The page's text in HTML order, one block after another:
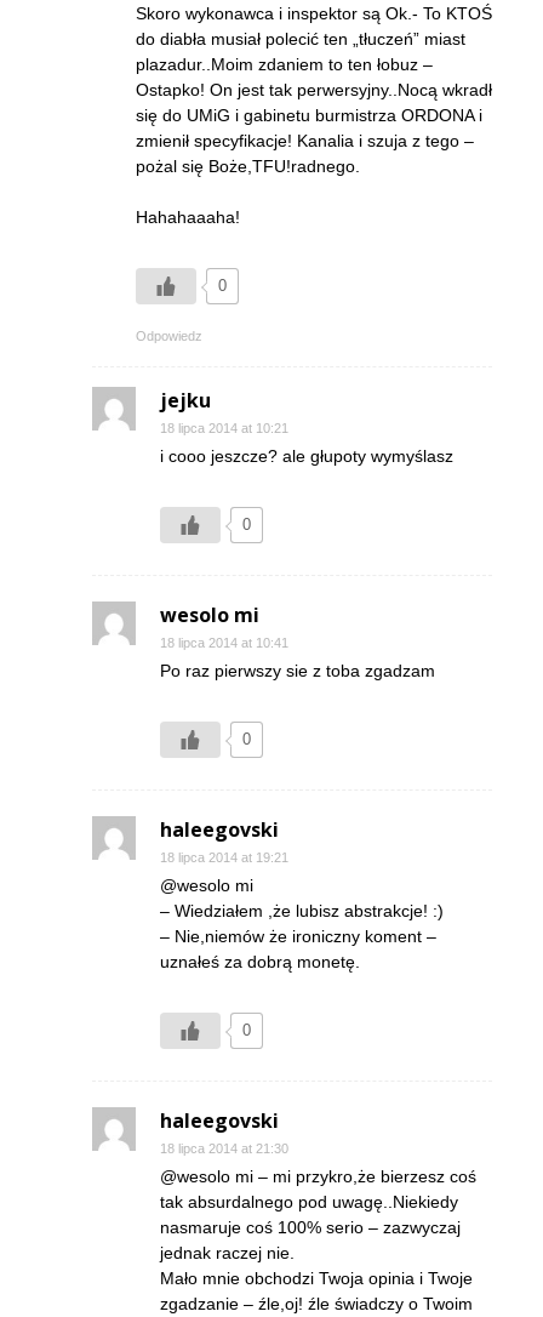
Skoro wykonawca i inspektor są Ok.- To KTOŚ
do diabła musiał polecić ten „tłuczeń” miast
plazadur..Moim zdaniem to ten łobuz –
Ostapko! On jest tak perwersyjny..Nocą wkradł
się do UMiG i gabinetu burmistrza ORDONA i
zmienił specyfikacje! Kanalia i szuja z tego –
pożal się Boże,TFU!radnego.
Hahahaaaha!
0
Odpowiedz
jejku
18 lipca 2014 at 10:21
i cooo jeszcze? ale głupoty wymyślasz
0
wesolo mi
18 lipca 2014 at 10:41
Po raz pierwszy sie z toba zgadzam
0
haleegovski
18 lipca 2014 at 19:21
@wesolo mi
– Wiedziałem ,że lubisz abstrakcje! :)
– Nie,niemów że ironiczny koment –
uznałeś za dobrą monetę.
0
haleegovski
18 lipca 2014 at 21:30
@wesolo mi – mi przykro,że bierzesz coś
tak absurdalnego pod uwagę..Niekiedy
nasmaruje coś 100% serio – zazwyczaj
jednak raczej nie.
Mało mnie obchodzi Twoja opinia i Twoje
zgadzanie – źle,oj! źle świadczy o Twoim